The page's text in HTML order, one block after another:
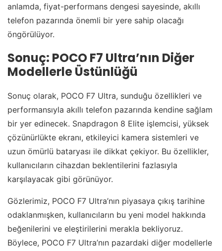
anlamda, fiyat-performans dengesi sayesinde, akıllı
telefon pazarında önemli bir yere sahip olacağı
öngörülüyor.
Sonuç: POCO F7 Ultra’nın Diğer
Modellerle Üstünlüğü
Sonuç olarak, POCO F7 Ultra, sunduğu özellikleri ve
performansıyla akıllı telefon pazarında kendine sağlam
bir yer edinecek. Snapdragon 8 Elite işlemcisi, yüksek
çözünürlükte ekranı, etkileyici kamera sistemleri ve
uzun ömürlü bataryası ile dikkat çekiyor. Bu özellikler,
kullanıcıların cihazdan beklentilerini fazlasıyla
karşılayacak gibi görünüyor.
Gözlerimiz, POCO F7 Ultra’nın piyasaya çıkış tarihine
odaklanmışken, kullanıcıların bu yeni model hakkında
beğenilerini ve eleştirilerini merakla bekliyoruz.
Böylece, POCO F7 Ultra’nın pazardaki diğer modellerle